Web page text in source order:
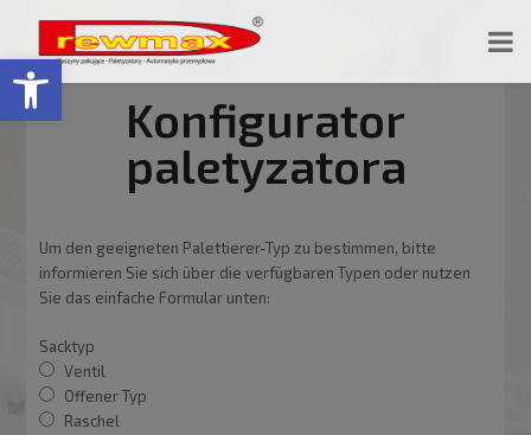
Open toolbar
Konfigurator
paletyzatora
Um den geeigneten Palettierer-Typ zu bestimmen, bitte
informieren Sie sich über die verfügbaren Typen oder nutzen
Sie das einfache Formular unten:
Sacktyp
Ventil
Offener Typ
Raschel